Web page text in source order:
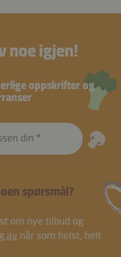
noe igjen!
oppskrifter og
din
spørsmål?
om nye tilbud og
av når som helst, helt